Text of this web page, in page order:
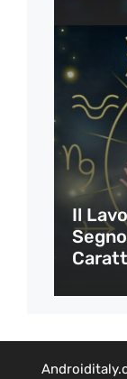
Il